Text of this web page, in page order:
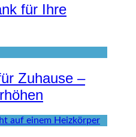
für Ihre
Zuhause –